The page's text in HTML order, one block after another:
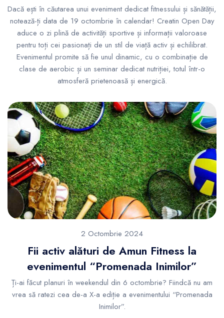
Dacă ești în căutarea unui eveniment dedicat fitnessului și sănătății,
notează-ți data de 19 octombrie în calendar! Creatin Open Day
aduce o zi plină de activități sportive și informații valoroase
pentru toți cei pasionați de un stil de viață activ și echilibrat.
Evenimentul promite să fie unul dinamic, cu o combinație de
clase de aerobic și un seminar dedicat nutriției, totul într-o
atmosferă prietenoasă și energică.
2 Octombrie 2024
Fii activ alături de Amun Fitness la
evenimentul “Promenada Inimilor”
Ți-ai făcut planuri în weekendul din 6 octombrie? Fiindcă nu am
vrea să ratezi cea de-a X-a ediție a evenimentului “Promenada
Inimilor”.